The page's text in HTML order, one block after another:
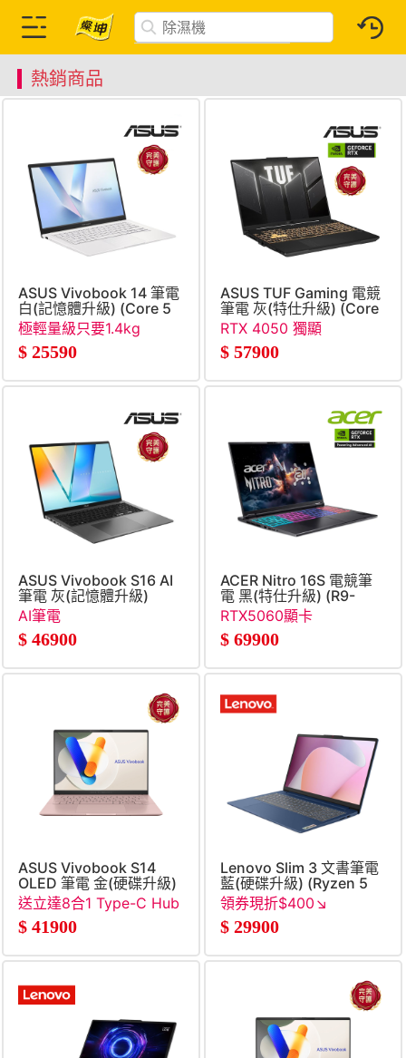
熱銷商品
ASUS Vivobook 14 筆電
白(記憶體升級) (Core 5
120U&#47;8G+16G&#47;512G
SSD&#47;W11)
極輕量級只要1.4kg
$ 25590
ASUS TUF Gaming 電競
筆電 灰(特仕升級) (Core
5-
SSD&#47;RTX4050)
RTX 4050 獨顯
$ 57900
ASUS Vivobook S16 AI
筆電 灰(記憶體升級)
(Ultra 5
325&#47;16G+16G&#47;512G
SSD&#47;W11)
AI筆電
$ 46900
ACER Nitro 16S 電競筆
電 黑(特仕升級) (R9-
SSD&#47;RTX5060)
RTX5060顯卡
$ 69900
ASUS Vivobook S14
OLED 筆電 金(硬碟升級)
(Ultra5
226V&#47;16G&#47;2TB
SSD&#47;WIN11)
送立達8合1 Type-C Hub
集線器+送PC-cillin三年
$ 41900
Lenovo Slim 3 文書筆電
藍(硬碟升級) (Ryzen 5
40&#47;16G&#47;2TB
SSD&#47;W11)
領券現折$400↘
$ 29900